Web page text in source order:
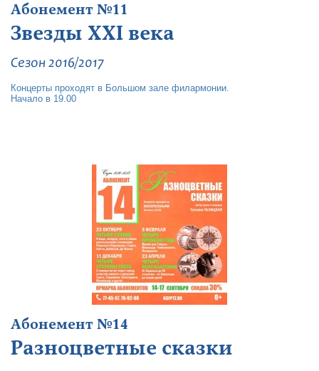
Абонемент №11
Звезды XXI века
Сезон 2016/2017
Концерты проходят в Большом зале филармонии.
Начало в 19.00
Абонемент №14
Разноцветные сказки